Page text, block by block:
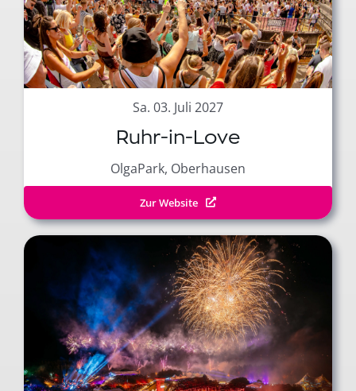
Sa. 03. Juli 2027
Ruhr-in-Love
OlgaPark, Oberhausen
Zur Website